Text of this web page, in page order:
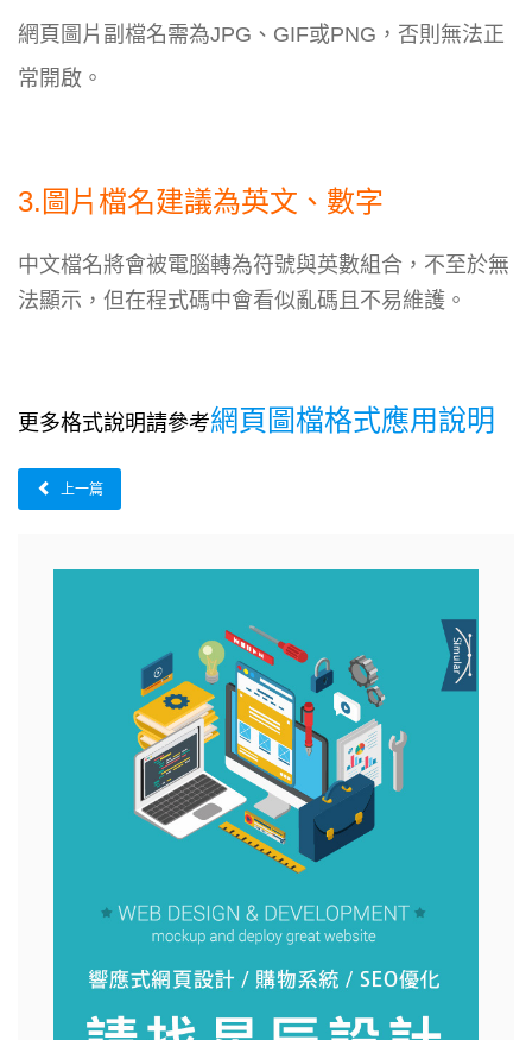
網頁圖片副檔名需為JPG、GIF或PNG，否則無法正
常開啟。
3.圖片檔名建議為英文、數字
中文檔名將會被電腦轉為符號與英數組合，不至於無
法顯示，但在程式碼中會看似亂碼且不易維護。
更多格式說明請參考網頁圖檔格式應用說明
上一篇